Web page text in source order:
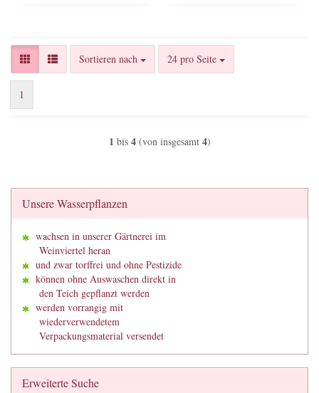
Sortieren nach
Sortieren nach 24 pro Seite
pro Seite
1
1 bis 4(von insgesamt 4)
Unsere Wasserpflanzen
wachsen in unserer Gärtnerei im
Weinviertel heran
und zwar torffrei und ohne Pestizide
können ohne Auswaschen direkt in
den Teich gepflanzt werden
werden vorrangig mit
wiederverwendetem
Verpackungsmaterial versendet
Erweiterte Suche